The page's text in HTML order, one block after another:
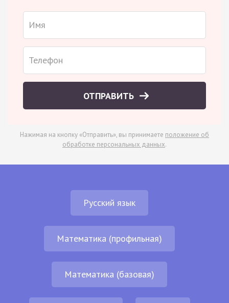
ОТПРАВИТЬ
Нажимая на кнопку «Отправить», вы принимаете положение об
обработке персональных данных.
Русский язык
Математика (профильная)
Математика (базовая)